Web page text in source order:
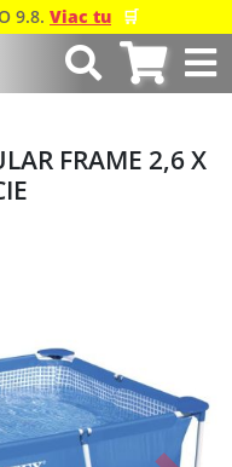
9.8. Viac tu 🛒
FRAME 2,6 X